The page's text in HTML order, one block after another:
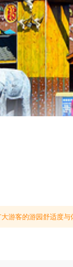
巡游、少数民族演出泼水狂欢、赤脚钢刀等精彩节目。2、18:00-